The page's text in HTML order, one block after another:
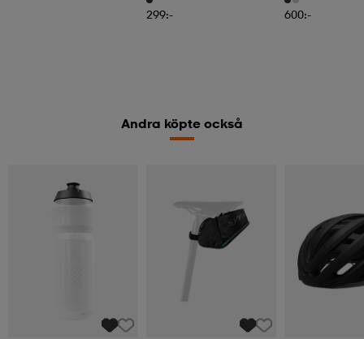
299:- 600:-
Andra köpte också